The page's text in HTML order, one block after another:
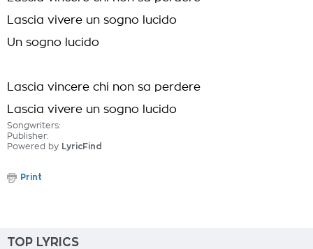
Lascia vivere un sogno lucido
Un sogno lucido
Lascia vincere chi non sa perdere
Lascia vivere un sogno lucido
Songwriters:
Publisher:
Powered by LyricFind
Print
TOP LYRICS